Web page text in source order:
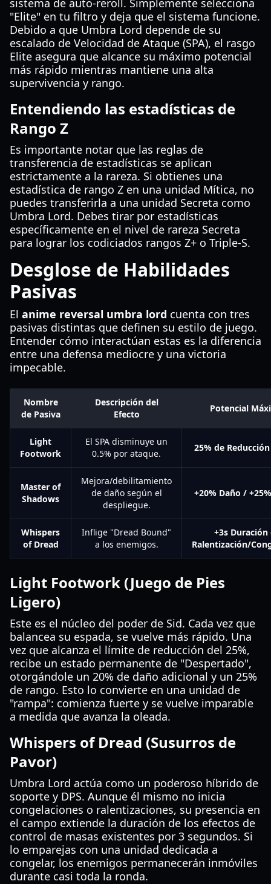
sistema de auto-reroll. Simplemente selecciona
"Elite" en tu filtro y deja que el sistema funcione.
Debido a que Umbra Lord depende de su
escalado de Velocidad de Ataque (SPA), el rasgo
Elite asegura que alcance su máximo potencial
más rápido mientras mantiene una alta
supervivencia y rango.
Entendiendo las estadísticas de
Rango Z
Es importante notar que las reglas de
transferencia de estadísticas se aplican
estrictamente a la rareza. Si obtienes una
estadística de rango Z en una unidad Mítica, no
puedes transferirla a una unidad Secreta como
Umbra Lord. Debes tirar por estadísticas
específicamente en el nivel de rareza Secreta
para lograr los codiciados rangos Z+ o Triple-S.
Desglose de Habilidades
Pasivas
El anime reversal umbra lord cuenta con tres
pasivas distintas que definen su estilo de juego.
Entender cómo interactúan estas es la diferencia
entre una defensa mediocre y una victoria
impecable.
Nombre
de Pasiva
Descripción del
Efecto
Potencial
Light
Footwork
El SPA disminuye un
0.5% por ataque.
25% de Reducción
Master of
Shadows
Mejora/debilitamiento
de daño según el
despliegue.
+20% Daño /
Whispers
of Dread
Inflige "Dread Bound"
a los enemigos.
+3s Duración
Ralentización/
Light Footwork (Juego de Pies
Ligero)
Este es el núcleo del poder de Sid. Cada vez que
balancea su espada, se vuelve más rápido. Una
vez que alcanza el límite de reducción del 25%,
recibe un estado permanente de "Despertado",
otorgándole un 20% de daño adicional y un 25%
de rango. Esto lo convierte en una unidad de
"rampa": comienza fuerte y se vuelve imparable
a medida que avanza la oleada.
Whispers of Dread (Susurros de
Pavor)
Umbra Lord actúa como un poderoso híbrido de
soporte y DPS. Aunque él mismo no inicia
congelaciones o ralentizaciones, su presencia en
el campo extiende la duración de los efectos de
control de masas existentes por 3 segundos. Si
lo emparejas con una unidad dedicada a
congelar, los enemigos permanecerán inmóviles
durante casi toda la ronda.